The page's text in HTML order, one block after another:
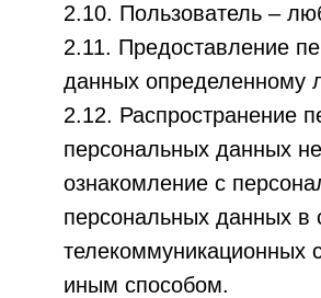
2.10. Пользователь –
2.11. Предоставление
данных определенному
2.12. Распространение
персональных данных
ознакомление с
персональных данных
телекоммуникационных
иным способом.